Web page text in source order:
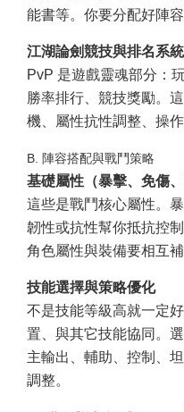
能書等。你要分配好陣
江湖論劍競技與排名系統
PvP 是遊戲靈魂部分：
勝率排行、競技獎勵。
機、屬性抗性調整、操
B. 陣容搭配與戰鬥策略
基礎屬性（暴擊、免傷、
這些是戰鬥核心屬性。
韌性或抗性幫你抵抗控
角色屬性與裝備要相互補
技能選擇與策略優化
不是技能等級高就一定
置、與其它技能協同。
主輸出、輔助、控制、
調整。